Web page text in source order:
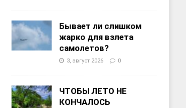
Бывает ли слишком
жарко для взлета
самолетов?
3, август 2026 0
ЧТОБЫ ЛЕТО НЕ
КОНЧАЛОСЬ